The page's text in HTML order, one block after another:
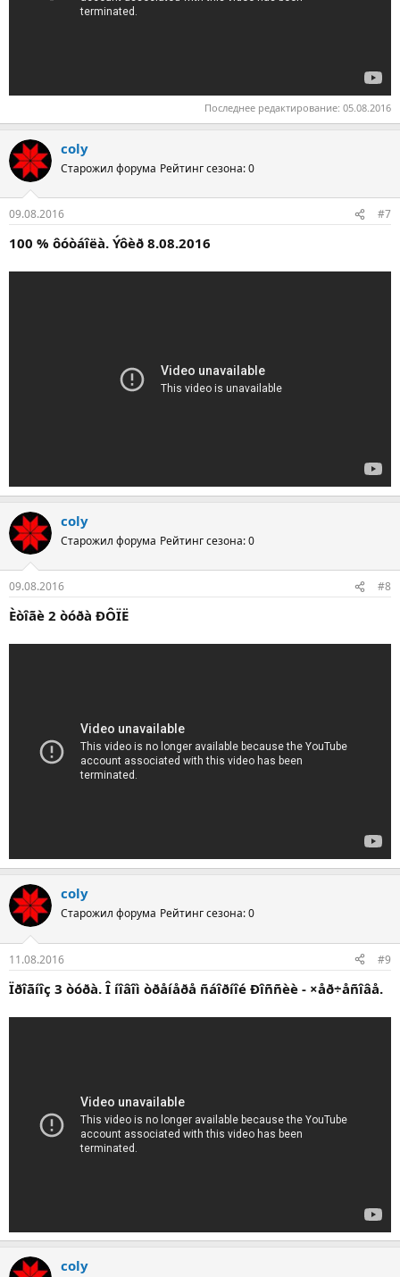
Последнее редактирование: 05.08.2016
coly
Старожил форума Рейтинг сезона: 0
09.08.2016 #7
100 % ôóòáîëà. Ýôèð 8.08.2016
coly
Старожил форума Рейтинг сезона: 0
09.08.2016 #8
Èòîãè 2 òóðà ÐÔÏË
coly
Старожил форума Рейтинг сезона: 0
11.08.2016 #9
Ïðîãíîç 3 òóðà. Î íîâîì òðåíåðå ñáîðíîé Ðîññèè - ×åð÷åñîâå.
coly